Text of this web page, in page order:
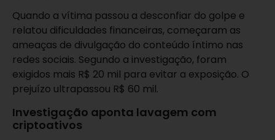
Quando a vítima passou a desconfiar do golpe e
relatou dificuldades financeiras, começaram as
ameaças de divulgação do conteúdo íntimo nas
redes sociais. Segundo a investigação, foram
exigidos mais R$ 20 mil para evitar a exposição. O
prejuízo ultrapassou R$ 60 mil.
Investigação aponta lavagem com
criptoativos